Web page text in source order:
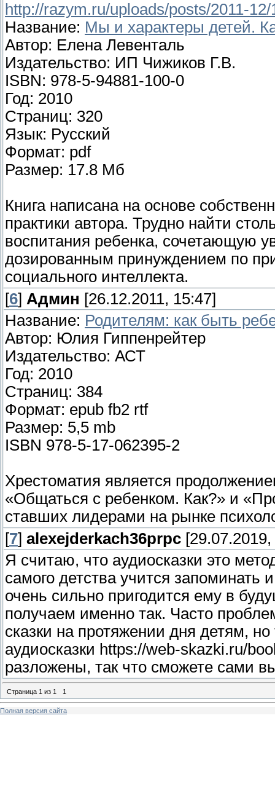
http://razym.ru/uploads/posts/2011-
Название: Мы и характеры детей.
Автор: Елена Левенталь
Издательство: ИП Чижиков Г.В.
ISBN: 978-5-94881-100-0
Год: 2010
Страниц: 320
Язык: Русский
Формат: pdf
Размер: 17.8 Мб
Книга написана на основе
практики автора. Трудно найти
воспитания ребенка, сочетающую
дозированным принуждением по
социального интеллекта.
[6] Админ [26.12.2011, 15:47]
Название: Родителям: как быть
Автор: Юлия Гиппенрейтер
Издательство: АСТ
Год: 2010
Страниц: 384
Формат: epub fb2 rtf
Размер: 5,5 mb
ISBN 978-5-17-062395-2
Хрестоматия является
«Общаться с ребенком. Как?» и
ставших лидерами на рынке
[7] alexejderkach36prpc
Я считаю, что аудиосказки это
самого детства учится
очень сильно пригодится ему в
получаем именно так. Часто
сказки на протяжении дня детям,
аудиосказки https://web-skazki.ru/
разложены, так что сможете сами
Страница 1 из 1 1
Полная версия сайта